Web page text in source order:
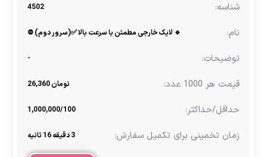
4502
🔹 لایک خارجی مطمئن با سرعت بالا ✅(سرور دوم) ⛔
-
تومان 26,360
1,000,000/100
3 دقیقه 16 ثانیه